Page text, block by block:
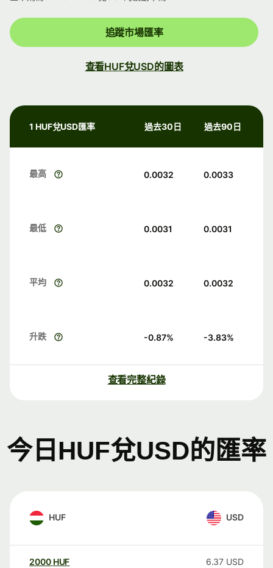
追蹤市場匯率
查看HUF兌USD的圖表
1 HUF兌USD匯率 過去30日 過去90日
最高 0.0032 0.0033
最低 0.0031 0.0031
平均 0.0032 0.0032
升跌 -0.87% -3.83%
查看完整紀錄
今日HUF兌USD的匯率
HUF USD
2000 HUF 6.37 USD